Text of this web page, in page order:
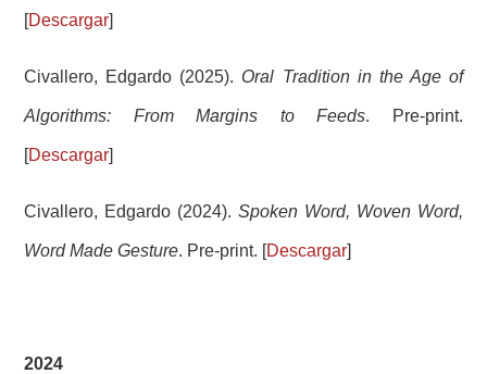
[Descargar]
Civallero, Edgardo (2025). Oral Tradition in the Age of
Algorithms: From Margins to Feeds. Pre-print.
[Descargar]
Civallero, Edgardo (2024). Spoken Word, Woven Word,
Word Made Gesture. Pre-print. [Descargar]
2024